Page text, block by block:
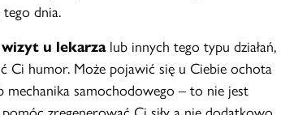
dnia.
u lekarzalub innych tego typu działań,
Ci humor. Może pojawić się u Ciebie ochota
mechanika samochodowego – to nie jest